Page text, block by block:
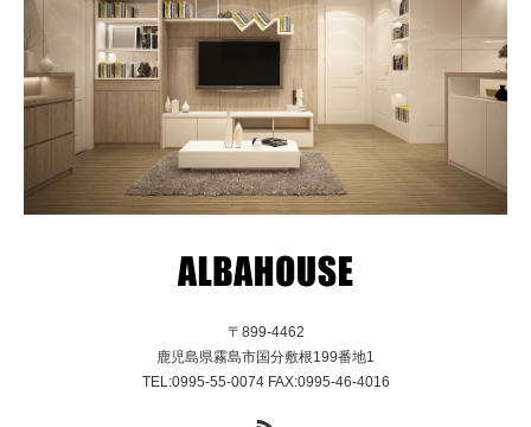
〒899-4462
鹿児島県霧島市国分敷根199番地1
TEL:0995-55-0074 FAX:0995-46-4016